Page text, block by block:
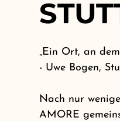
„Ein Ort, an
- Uwe Bogen,
Nach nur
AMORE